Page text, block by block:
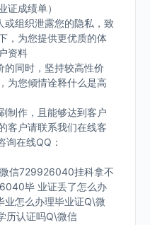
证成绩单）
或组织泄露您的隐私，致
，为您提供更优质的体
资料
的同时，坚持较高性价
为您倾情诠释什么是高
制作，且能够达到客户
客户请联系我们在线客
在线QQ：
信729926040挂科拿不
毕 业证丢了怎么办
怎么办理毕业证Q\微
历认证吗Q\微信